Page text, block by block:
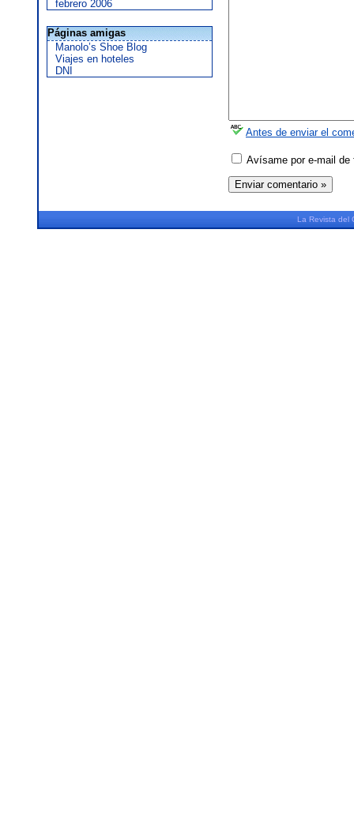
febrero 2006
Páginas amigas
Manolo’s Shoe Blog
Viajes en hoteles
DNI
Antes de enviar el
Avísame por e-mail de
La Revista del